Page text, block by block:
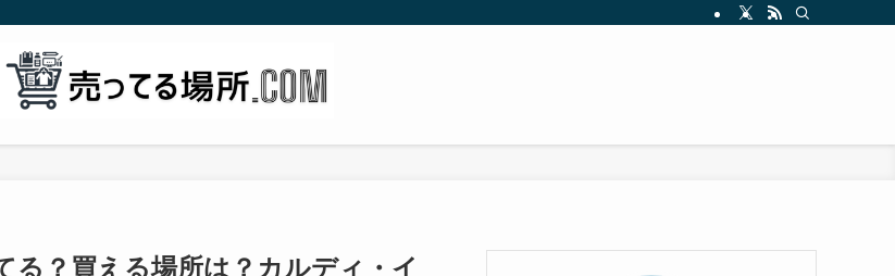
る？買える場所は？カルディ・イ